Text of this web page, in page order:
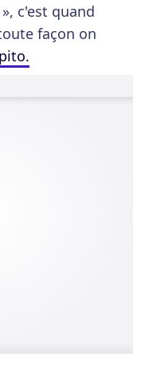
c'est quand
façon on